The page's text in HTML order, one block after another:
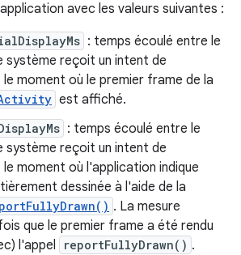
avec les valeurs suivantes :
: temps écoulé entre le
système reçoit un intent de
moment où le premier frame de la
est affiché.
: temps écoulé entre le
système reçoit un intent de
moment où l'application indique
dessinée à l'aide de la
. La mesure
que le premier frame a été rendu
l'appel
reportFullyDrawn() .